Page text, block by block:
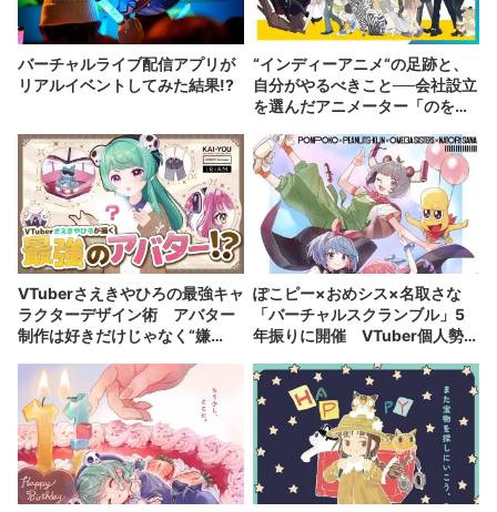
バーチャルライブ配信アプリが
リアルイベントしてみた結果!?
“インディーアニメ“の足跡と、
自分がやるべきこと──会社設立
を選んだアニメーター「のを
VTuberさえきやひろの最強キャ
ラクターデザイン術 アバター
制作は好きだけじゃなく“嫌
ぽこピー×おめシス×名取さな
「バーチャルスクランブル」5
年振りに開催 VTuber個人勢の